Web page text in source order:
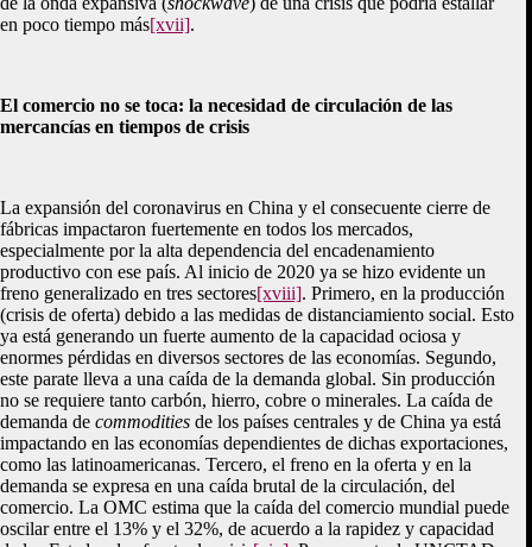
en poco tiempo más[xvii].
El comercio no se toca: la necesidad de circulación de las
mercancías en tiempos de crisis
La expansión del coronavirus en China y el consecuente cierre de
fábricas impactaron fuertemente en todos los mercados,
especialmente por la alta dependencia del encadenamiento
productivo con ese país. Al inicio de 2020 ya se hizo evidente un
freno generalizado en tres sectores[xviii]. Primero, en la producción
(crisis de oferta) debido a las medidas de distanciamiento social. Esto
ya está generando un fuerte aumento de la capacidad ociosa y
enormes pérdidas en diversos sectores de las economías. Segundo,
este parate lleva a una caída de la demanda global. Sin producción
no se requiere tanto carbón, hierro, cobre o minerales. La caída de
demanda de commodities de los países centrales y de China ya está
impactando en las economías dependientes de dichas exportaciones,
como las latinoamericanas. Tercero, el freno en la oferta y en la
demanda se expresa en una caída brutal de la circulación, del
comercio. La OMC estima que la caída del comercio mundial puede
oscilar entre el 13% y el 32%, de acuerdo a la rapidez y capacidad